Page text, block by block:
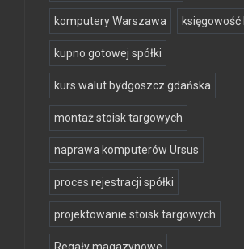
komputery Warszawa księgowość
kupno gotowej spółki
kurs walut bydgoszcz gdańska
montaż stoisk targowych
naprawa komputerów Ursus
proces rejestracji spółki
projektowanie stoisk targowych
Regały magazynowe